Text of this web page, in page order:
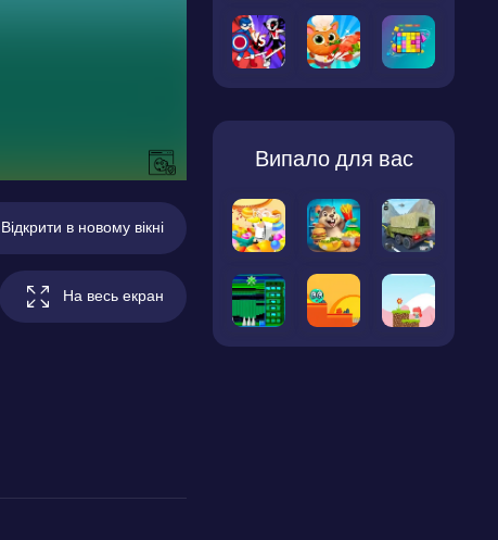
Відкрити в новому вікні
На весь екран
Випало для вас